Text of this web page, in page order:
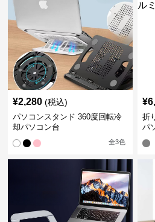
¥2,280 (税込)
パソコンスタンド 360度回転冷
却パソコン台
全3色
¥
折
パ